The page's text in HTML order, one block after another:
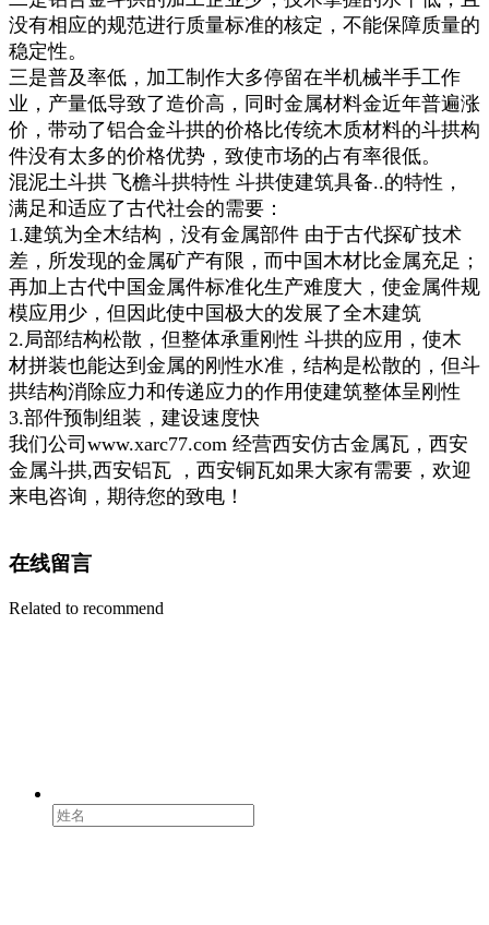
没有相应的规范进行质量标准的核定，不能保障质量的
稳定性。
三是普及率低，加工制作大多停留在半机械半手工作
业，产量低导致了造价高，同时金属材料金近年普遍涨
价，带动了铝合金斗拱的价格比传统木质材料的斗拱构
件没有太多的价格优势，致使市场的占有率很低。
混泥土斗拱 飞檐斗拱特性 斗拱使建筑具备..的特性，
满足和适应了古代社会的需要：
1.建筑为全木结构，没有金属部件 由于古代探矿技术
差，所发现的金属矿产有限，而中国木材比金属充足；
再加上古代中国金属件标准化生产难度大，使金属件规
模应用少，但因此使中国极大的发展了全木建筑
2.局部结构松散，但整体承重刚性 斗拱的应用，使木
材拼装也能达到金属的刚性水准，结构是松散的，但斗
拱结构消除应力和传递应力的作用使建筑整体呈刚性
3.部件预制组装，建设速度快
我们公司www.xarc77.com 经营西安仿古金属瓦，西安
金属斗拱,西安铝瓦 ，西安铜瓦如果大家有需要，欢迎
来电咨询，期待您的致电！
在线留言
Related to recommend